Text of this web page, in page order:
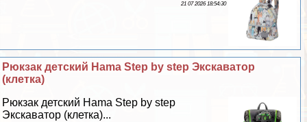
21 07 2026 18:54:30
Рюкзак детский Hama Step by step Экскаватор
(клетка)
Рюкзак детский Hama Step by step
Экскаватор (клетка)...